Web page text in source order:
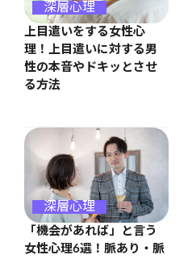
深層心理
上目遣いをする女性心
理！上目遣いに対する男
性の本音やドキッとさせ
る方法
深層心理
「機会があれば」と言う
女性心理6選！脈あり・脈